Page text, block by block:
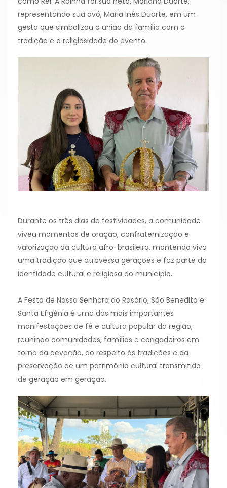
representando sua avó, Maria Inês Duarte, em um
gesto que simbolizou a união da família com a
tradição e a religiosidade do evento.
Durante os três dias de festividades, a comunidade
viveu momentos de oração, confraternização e
valorização da cultura afro-brasileira, mantendo viva
uma tradição que atravessa gerações e faz parte da
identidade cultural e religiosa do município.
A Festa de Nossa Senhora do Rosário, São Benedito e
Santa Efigênia é uma das mais importantes
manifestações de fé e cultura popular da região,
reunindo comunidades, famílias e congadeiros em
torno da devoção, do respeito às tradições e da
preservação de um patrimônio cultural transmitido
de geração em geração.